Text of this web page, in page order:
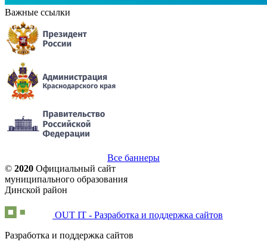
Важные ссылки
Все баннеры
© 2020 Официальный сайт
муниципального образования
Динской район
OUT IT - Разработка и поддержка сайтов
Разработка и поддержка сайтов